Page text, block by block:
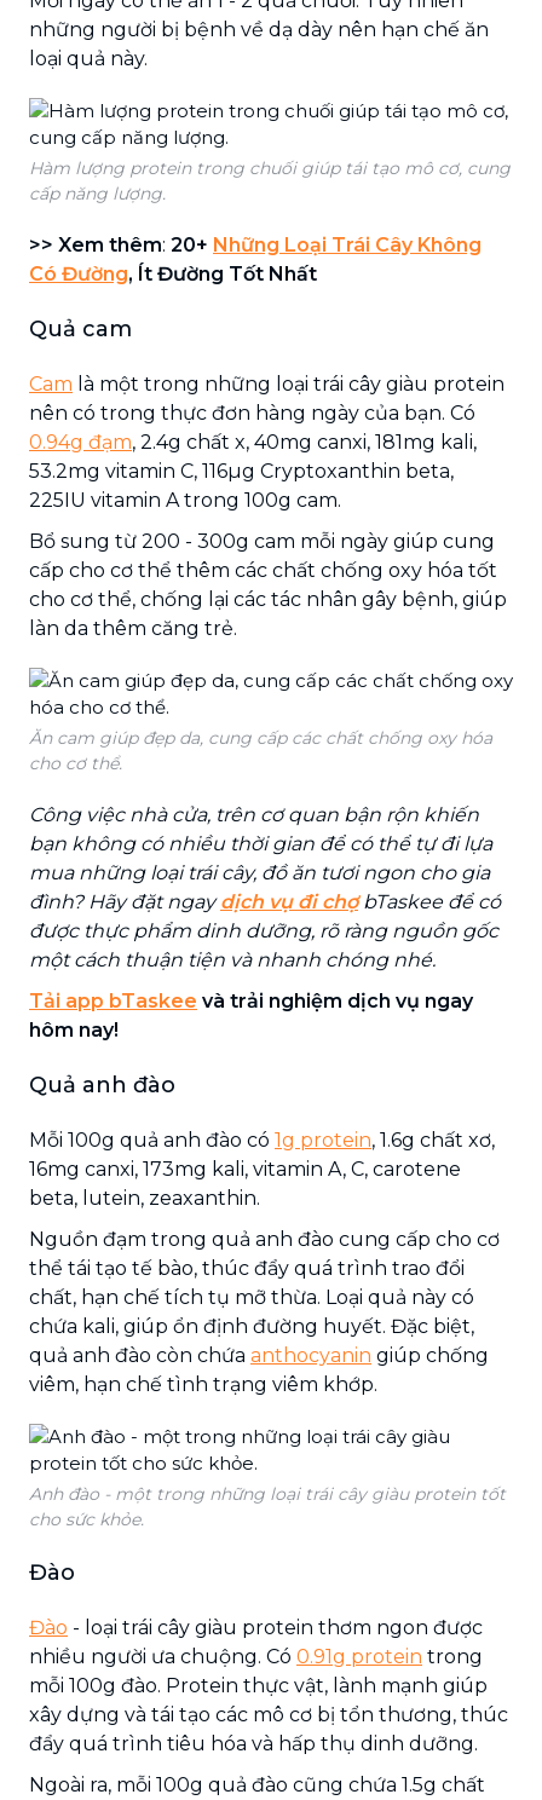
những người bị bệnh về dạ dày nên hạn chế ăn
loại quả này.
Hàm lượng protein trong chuối giúp tái tạo mô cơ, cung
cấp năng lượng.
>> Xem thêm: 20+ Những Loại Trái Cây Không
Có Đường, Ít Đường Tốt Nhất
Quả cam
Cam là một trong những loại trái cây giàu protein
nên có trong thực đơn hàng ngày của bạn. Có
0.94g đạm, 2.4g chất x, 40mg canxi, 181mg kali,
53.2mg vitamin C, 116µg Cryptoxanthin beta,
225IU vitamin A trong 100g cam.
Bổ sung từ 200 - 300g cam mỗi ngày giúp cung
cấp cho cơ thể thêm các chất chống oxy hóa tốt
cho cơ thể, chống lại các tác nhân gây bệnh, giúp
làn da thêm căng trẻ.
Ăn cam giúp đẹp da, cung cấp các chất chống oxy hóa
cho cơ thể.
Công việc nhà cửa, trên cơ quan bận rộn khiến
bạn không có nhiều thời gian để có thể tự đi lựa
mua những loại trái cây, đồ ăn tươi ngon cho gia
đình? Hãy đặt ngaydịch vụ đi chợbTaskee để có
được thực phẩm dinh dưỡng, rõ ràng nguồn gốc
một cách thuận tiện và nhanh chóng nhé.
Tải app bTaskee và trải nghiệm dịch vụ ngay
hôm nay!
Quả anh đào
Mỗi 100g quả anh đào có 1g protein, 1.6g chất xơ,
16mg canxi, 173mg kali, vitamin A, C, carotene
beta, lutein, zeaxanthin.
Nguồn đạm trong quả anh đào cung cấp cho cơ
thể tái tạo tế bào, thúc đẩy quá trình trao đổi
chất, hạn chế tích tụ mỡ thừa. Loại quả này có
chứa kali, giúp ổn định đường huyết. Đặc biệt,
quả anh đào còn chứa anthocyanin giúp chống
viêm, hạn chế tình trạng viêm khớp.
Anh đào - một trong những loại trái cây giàu protein tốt
cho sức khỏe.
Đào
Đào - loại trái cây giàu protein thơm ngon được
nhiều người ưa chuộng. Có 0.91g protein trong
mỗi 100g đào. Protein thực vật, lành mạnh giúp
xây dựng và tái tạo các mô cơ bị tổn thương, thúc
đẩy quá trình tiêu hóa và hấp thụ dinh dưỡng.
Ngoài ra, mỗi 100g quả đào cũng chứa 1.5g chất